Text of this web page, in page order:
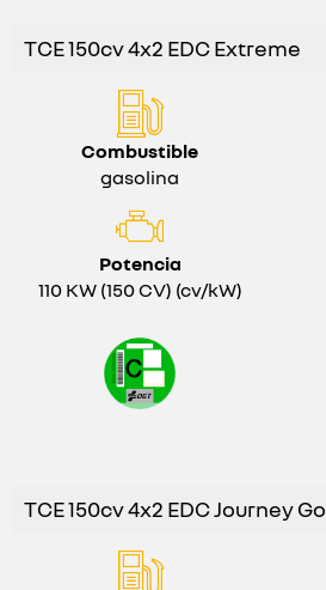
TCE 150cv 4x2 EDC Extreme
Combustible
gasolina
Potencia
110 KW (150 CV) (cv/kW)
TCE 150cv 4x2 EDC Journey Go